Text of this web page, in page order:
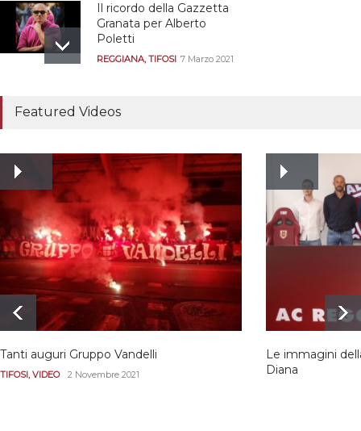
Il ricordo della Gazzetta
Granata per Alberto
Poletti
REGGIANA,TIFOSI 7 Marzo 2021
assistere agli allenamenti
Ecco le prove
dell’incongruenza delle
due sentenze
REGGIANA 15 Aprile 2021
Featured Videos
Tanti auguri Gruppo Vandelli
TIFOSI,VIDEO 2 Novembre 2021
Le immagini
Diana